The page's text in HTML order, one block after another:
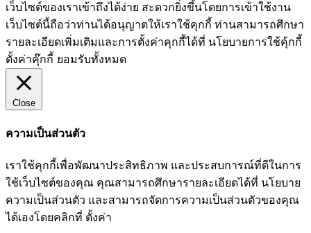
เว็บไซต์ของเราเข้าถึงได้ง่าย สะดวกยิ่งขึ้นโดยการเข้าใช้งาน
เว็บไซต์นี้ถือว่าท่านได้อนุญาตให้เราใช้คุกกี้ ท่านสามารถศึกษา
รายละเอียดเพิ่มเติมและการตั้งค่าคุกกี้ได้ที่ นโยบายการใช้คุ้กกี้
ตั้งค่าคุ๊กกี้ ยอมรับทั้งหมด
Close
ความเป็นส่วนตัว
เราใช้คุกกี้เพื่อพัฒนาประสิทธิภาพ และประสบการณ์ที่ดีในการ
ใช้เว็บไซต์ของคุณ คุณสามารถศึกษารายละเอียดได้ที่ นโยบาย
ความเป็นส่วนตัว และสามารถจัดการความเป็นส่วนตัวของคุณ
ได้เองโดยคลิกที่ ตั้งค่า